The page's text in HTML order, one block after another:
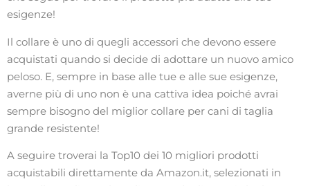
esigenze!
Il collare è uno di quegli accessori che devono essere
acquistati quando si decide di adottare un nuovo amico
peloso. E, sempre in base alle tue e alle sue esigenze,
averne più di uno non è una cattiva idea poiché avrai
sempre bisogno del miglior collare per cani di taglia
grande resistente!
A seguire troverai la Top10 dei 10 migliori prodotti
acquistabili direttamente da Amazon.it, selezionati in